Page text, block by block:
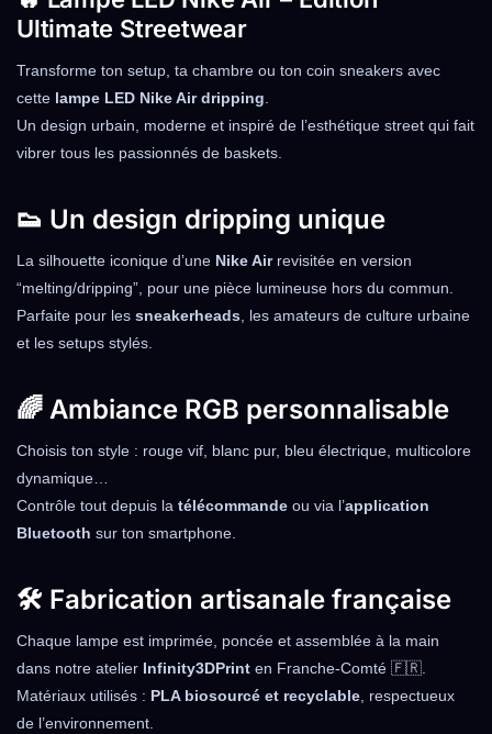
Ultimate Streetwear
Transforme ton setup, ta chambre ou ton coin sneakers avec
cette lampe LED Nike Air dripping.
Un design urbain, moderne et inspiré de l’esthétique street qui fait
vibrer tous les passionnés de baskets.
👟 Un design dripping unique
La silhouette iconique d’une Nike Airrevisitée en version
“melting/dripping”, pour une pièce lumineuse hors du commun.
Parfaite pour les sneakerheads, les amateurs de culture urbaine
et les setups stylés.
🌈 Ambiance RGB personnalisable
Choisis ton style : rouge vif, blanc pur, bleu électrique, multicolore
dynamique…
Contrôle tout depuis la télécommande ou via l’application
Bluetooth sur ton smartphone.
🛠️ Fabrication artisanale française
Chaque lampe est imprimée, poncée et assemblée à la main
dans notre atelier Infinity3DPrint en Franche-Comté 🇫🇷.
Matériaux utilisés : PLA biosourcé et recyclable, respectueux
de l’environnement.